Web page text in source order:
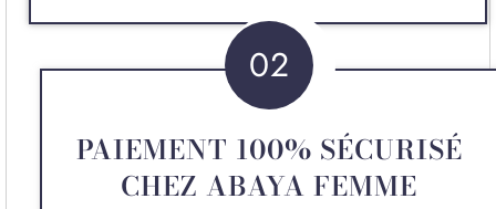
02
PAIEMENT 100% SÉCURISÉ
CHEZ ABAYA FEMME